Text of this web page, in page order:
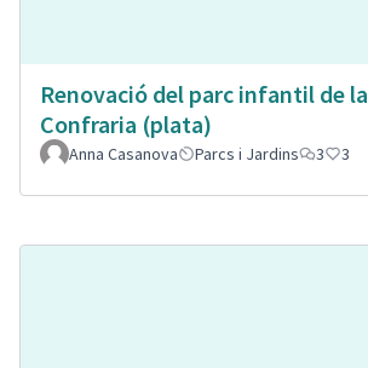
Renovació del parc infantil de la
Confraria (plata)
Anna Casanova Parcs i Jardins 3 3